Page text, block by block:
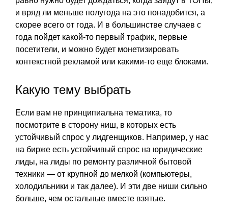
и вряд ли меньше полугода на это понадобится, а
скорее всего от года. И в большинстве случаев с
года пойдет какой-то первый трафик, первые
посетители, и можно будет монетизировать
контекстной рекламой или какими-то еще блоками.
Какую тему выбрать
Если вам не принципиальна тематика, то
посмотрите в сторону ниш, в которых есть
устойчивый спрос у лидгенщиков. Например, у нас
на бирже есть устойчивый спрос на юридические
лиды, на лиды по ремонту различной бытовой
техники — от крупной до мелкой (компьютеры,
холодильники и так далее). И эти две ниши сильно
больше, чем остальные вместе взятые.